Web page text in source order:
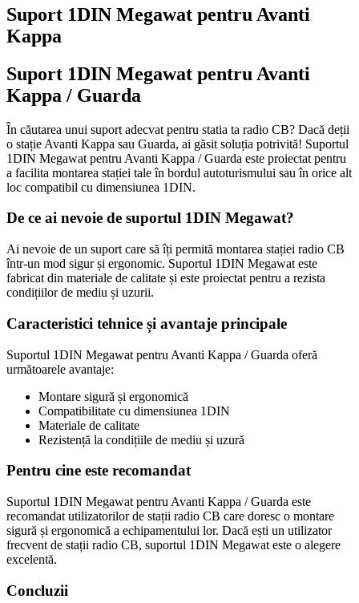
Suport 1DIN Megawat pentru Avanti
Kappa
Suport 1DIN Megawat pentru Avanti
Kappa / Guarda
În căutarea unui suport adecvat pentru statia ta radio CB? Dacă deții
o stație Avanti Kappa sau Guarda, ai găsit soluția potrivită! Suportul
1DIN Megawat pentru Avanti Kappa / Guarda este proiectat pentru
a facilita montarea stației tale în bordul autoturismului sau în orice alt
loc compatibil cu dimensiunea 1DIN.
De ce ai nevoie de suportul 1DIN Megawat?
Ai nevoie de un suport care să îți permită montarea stației radio CB
într-un mod sigur și ergonomic. Suportul 1DIN Megawat este
fabricat din materiale de calitate și este proiectat pentru a rezista
condițiilor de mediu și uzurii.
Caracteristici tehnice și avantaje principale
Suportul 1DIN Megawat pentru Avanti Kappa / Guarda oferă
următoarele avantaje:
Montare sigură și ergonomică
Compatibilitate cu dimensiunea 1DIN
Materiale de calitate
Rezistență la condițiile de mediu și uzură
Pentru cine este recomandat
Suportul 1DIN Megawat pentru Avanti Kappa / Guarda este
recomandat utilizatorilor de stații radio CB care doresc o montare
sigură și ergonomică a echipamentului lor. Dacă ești un utilizator
frecvent de stații radio CB, suportul 1DIN Megawat este o alegere
excelentă.
Concluzii